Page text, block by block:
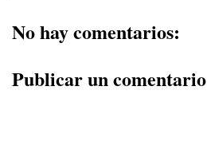
No hay comentarios:
Publicar un comentario